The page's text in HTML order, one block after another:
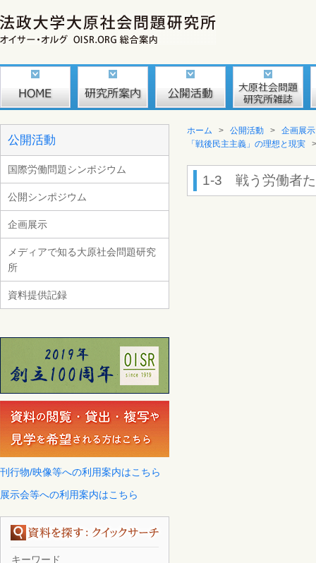
公開活動
国際労働問題シンポジウム
公開シンポジウム
企画展示
メディアで知る大原社会問題研究
所
資料提供記録
刊行物/映像等への利用案内はこちら
展示会等への利用案内はこちら
キーワード
ホーム > 公開活動 > 企画展示
「戦後民主主義」の理想と現実
1-3 戦う労働者